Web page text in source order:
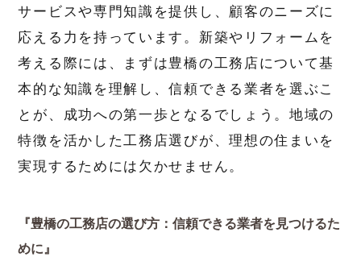
サービスや専門知識を提供し、顧客のニーズに
応える力を持っています。新築やリフォームを
考える際には、まずは豊橋の工務店について基
本的な知識を理解し、信頼できる業者を選ぶこ
とが、成功への第一歩となるでしょう。地域の
特徴を活かした工務店選びが、理想の住まいを
実現するためには欠かせません。
『豊橋の工務店の選び方：信頼できる業者を見つけるた
めに』